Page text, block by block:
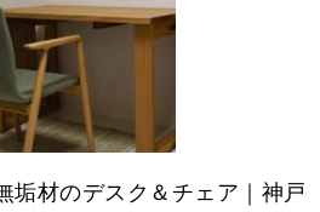
垢材のデスク＆チェア｜神戸